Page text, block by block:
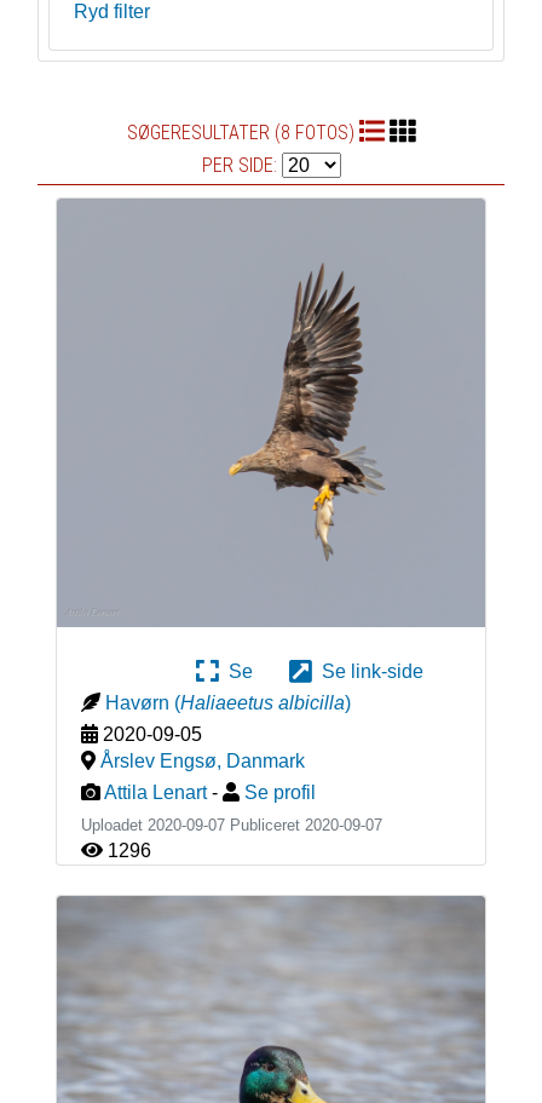
Ryd filter
SØGERESULTATER (8 FOTOS)
PER SIDE:
Se
Se link-side
Havørn (Haliaeetus albicilla)
2020-09-05
Årslev Engsø, Danmark
Attila Lenart - Se profil
Uploadet 2020-09-07 Publiceret 2020-09-07
1296